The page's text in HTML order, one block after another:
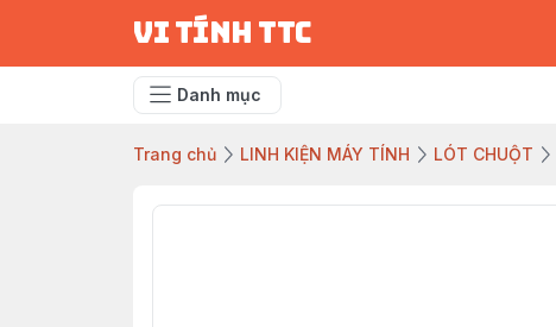
vi tính ttc
Danh mục
Trang chủ LINH KIỆN MÁY TÍNH LÓT CHUỘT